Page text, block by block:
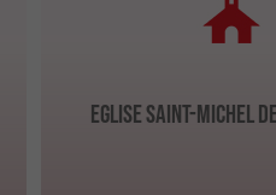
Eglise Saint-Michel